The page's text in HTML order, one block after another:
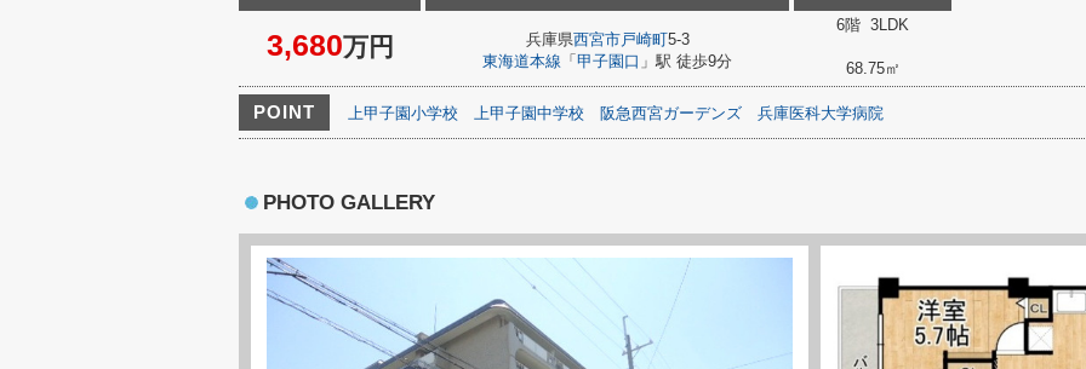
3,680万円 兵庫県西宮市戸崎町5-3
東海道本線 「 甲子園口 」駅 徒歩9分
6階 3LDK
68.75㎡
POINT 上甲子園小学校 上甲子園中学校 阪急西宮ガーデンズ 兵庫医科大学病院
PHOTO GALLERY